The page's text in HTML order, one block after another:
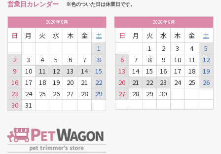
営業日カレンダー ※色のついた日は休業日です。
2026年8月
日 月 火 水 木 金
土
1
2
3 4 5 6 7
8
9
10 11 12 13 14
15
16
17 18 19 20 21
22
23
24 25 26 27 28
29
30
31
2026年9月
日 月 火 水 木 金
土
1
2 3 4
5
6
7 8 9 10 11
12
13
14 15 16 17 18
19
20
21 22 23 24 25
26
27
28 29 30